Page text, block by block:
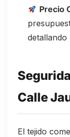
Precio
detallando
Calle
El tejido